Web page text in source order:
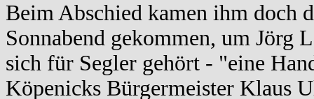
Beim Abschied kamen ihm doch
Sonnabend gekommen, um Jörg
sich für Segler gehört - "eine
Köpenicks Bürgermeister Klaus